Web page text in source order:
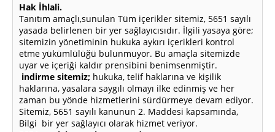
Hak İhlali.
Tanıtım amaçlı,sunulan Tüm içerikler sitemiz, 5651 sayılı
yasada belirlenen bir yer sağlayıcısıdır. İlgili yasaya göre;
sitemizin yönetiminin hukuka aykırı içerikleri kontrol
etme yükümlülüğü bulunmuyor. Bu amaçla sitemizde
uyar ve içeriği kaldır prensibini benimsenmiştir.
indirme sitemiz; hukuka, telif haklarına ve kişilik
haklarına, yasalara saygılı olmayı ilke edinmiş ve her
zaman bu yönde hizmetlerini sürdürmeye devam ediyor.
Sitemiz, 5651 sayılı kanunun 2. Maddesi kapsamında,
Bilgi bir yer sağlayıcı olarak hizmet veriyor.